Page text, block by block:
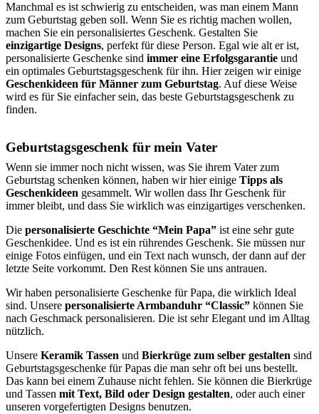
Manchmal es ist schwierig zu entscheiden, was man einem Mann
zum Geburtstag geben soll. Wenn Sie es richtig machen wollen,
machen Sie ein personalisiertes Geschenk. Gestalten Sie
einzigartige Designs, perfekt für diese Person. Egal wie alt er ist,
personalisierte Geschenke sind immer eine Erfolgsgarantie und
ein optimales Geburtstagsgeschenk für ihn. Hier zeigen wir einige
Geschenkideen für Männer zum Geburtstag. Auf diese Weise
wird es für Sie einfacher sein, das beste Geburtstagsgeschenk zu
finden.
Geburtstagsgeschenk für mein Vater
Wenn sie immer noch nicht wissen, was Sie ihrem Vater zum
Geburtstag schenken können, haben wir hier einige Tipps als
Geschenkideen gesammelt. Wir wollen dass Ihr Geschenk für
immer bleibt, und dass Sie wirklich was einzigartiges verschenken.
Die personalisierte Geschichte “Mein Papa” ist eine sehr gute
Geschenkidee. Und es ist ein rührendes Geschenk. Sie müssen nur
einige Fotos einfügen, und ein Text nach wunsch, der dann auf der
letzte Seite vorkommt. Den Rest können Sie uns antrauen.
Wir haben personalisierte Geschenke für Papa, die wirklich Ideal
sind. Unsere personalisierte Armbanduhr “Classic” können Sie
nach Geschmack personalisieren. Die ist sehr Elegant und im Alltag
nützlich.
Unsere Keramik Tassen und Bierkrüge zum selber gestalten sind
Geburtstagsgeschenke für Papas die man sehr oft bei uns bestellt.
Das kann bei einem Zuhause nicht fehlen. Sie können die Bierkrüge
und Tassen mit Text, Bild oder Design gestalten, oder auch einer
unseren vorgefertigten Designs benutzen.